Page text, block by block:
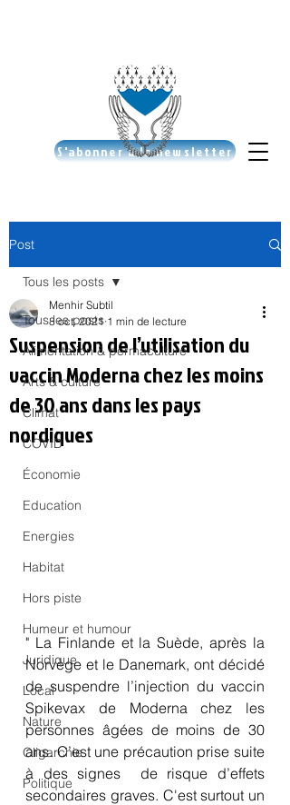
S'abonner à la newsletter
Post
Tous les posts
Alimentation & permaculture
Arts & culture
Climat
COVID
Économie
Education
Energies
Habitat
Hors piste
Humeur et humour
Juridique
Local
Nature
Oligarchie
Politique
Tous les posts
Suspension de l’utilisation du
vaccin Moderna chez les moins
de 30 ans dans les pays
nordiques
Menhir Subtil
8 oct. 2021 1 min de lecture
" La Finlande et la Suède, après la
Norvège et le Danemark, ont décidé
de suspendre l’injection du vaccin
Spikevax de Moderna chez les
personnes âgées de moins de 30
ans. C’est une précaution prise suite
à des signes  de risque d’effets
secondaires graves. C'est surtout un